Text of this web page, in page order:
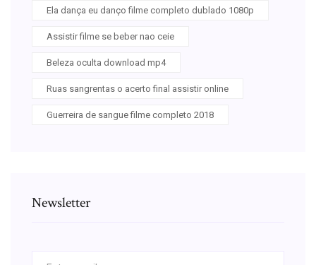
Ela dança eu danço filme completo dublado 1080p
Assistir filme se beber nao ceie
Beleza oculta download mp4
Ruas sangrentas o acerto final assistir online
Guerreira de sangue filme completo 2018
Newsletter